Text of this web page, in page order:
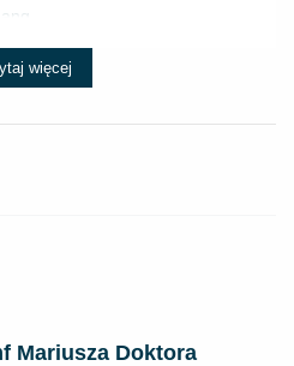
więcej
Mariusza Doktora